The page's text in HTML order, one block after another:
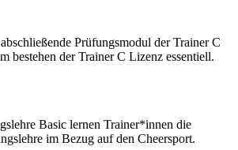
Prüfungsmodul der Trainer C
bestehen der Trainer C Lizenz essentiell.
Basic lernen Trainer*innen die
im Bezug auf den Cheersport.